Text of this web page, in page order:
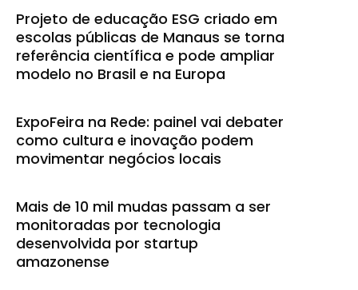
Projeto de educação ESG criado em
escolas públicas de Manaus se torna
referência científica e pode ampliar
modelo no Brasil e na Europa
ExpoFeira na Rede: painel vai debater
como cultura e inovação podem
movimentar negócios locais
Mais de 10 mil mudas passam a ser
monitoradas por tecnologia
desenvolvida por startup
amazonense